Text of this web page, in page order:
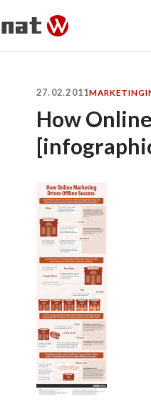
27.02.2011MARKETING
How